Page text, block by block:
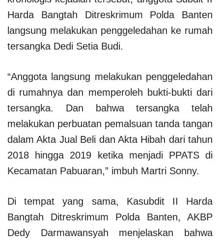
Harda Bangtah Ditreskrimum Polda Banten
langsung melakukan penggeledahan ke rumah
tersangka Dedi Setia Budi.
“Anggota langsung melakukan penggeledahan
di rumahnya dan memperoleh bukti-bukti dari
tersangka. Dan bahwa tersangka telah
melakukan perbuatan pemalsuan tanda tangan
dalam Akta Jual Beli dan Akta Hibah dari tahun
2018 hingga 2019 ketika menjadi PPATS di
Kecamatan Pabuaran,” imbuh Martri Sonny.
Di tempat yang sama, Kasubdit II Harda
Bangtah Ditreskrimum Polda Banten, AKBP
Dedy Darmawansyah menjelaskan bahwa